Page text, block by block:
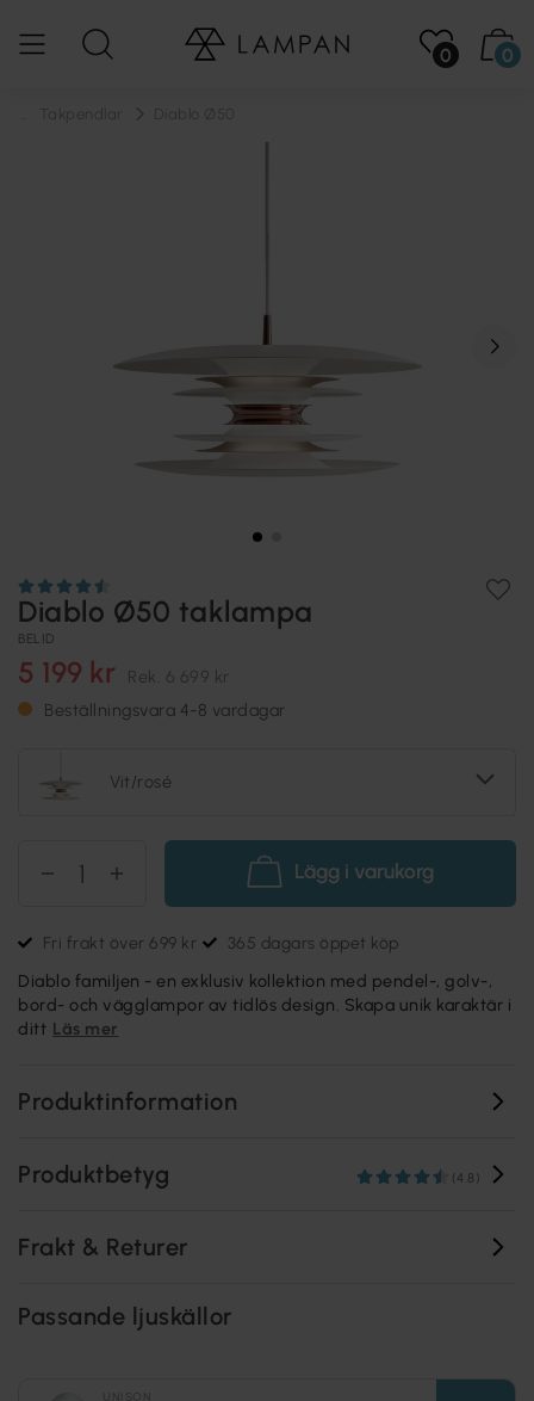
0 0
Diablo Ø50 taklampa
BELID
5 199 kr Rek. 6 699 kr
Beställningsvara 4-8 vardagar
Vit/rosé
Lägg i varukorg
Fri frakt över 699 kr 365 dagars öppet köp
Diablo familjen - en exklusiv kollektion med pendel-, golv-,
bord- och vägglampor av tidlös design. Skapa unik karaktär i
ditt Läs mer
Produktinformation
Produktbetyg (4.8)
Frakt & Returer
Passande ljuskällor